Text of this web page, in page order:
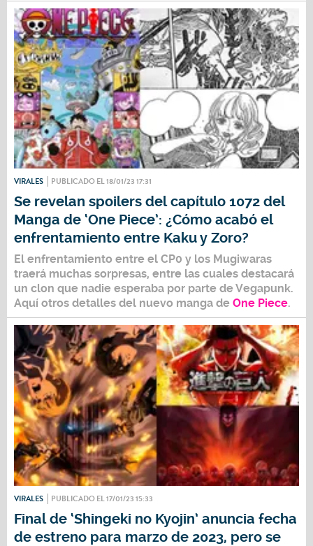
VIRALES PUBLICADO EL 18/01/23 17:31
Se revelan spoilers del capítulo 1072 del
Manga de ‘One Piece’: ¿Cómo acabó el
enfrentamiento entre Kaku y Zoro?
El enfrentamiento entre el CP0 y los Mugiwaras
traerá muchas sorpresas, entre las cuales destacará
un clon que nadie esperaba por parte de Vegapunk.
Aquí otros detalles del nuevo manga de One Piece.
VIRALES PUBLICADO EL 17/01/23 15:33
Final de ‘Shingeki no Kyojin’ anuncia fecha
de estreno para marzo de 2023, pero se